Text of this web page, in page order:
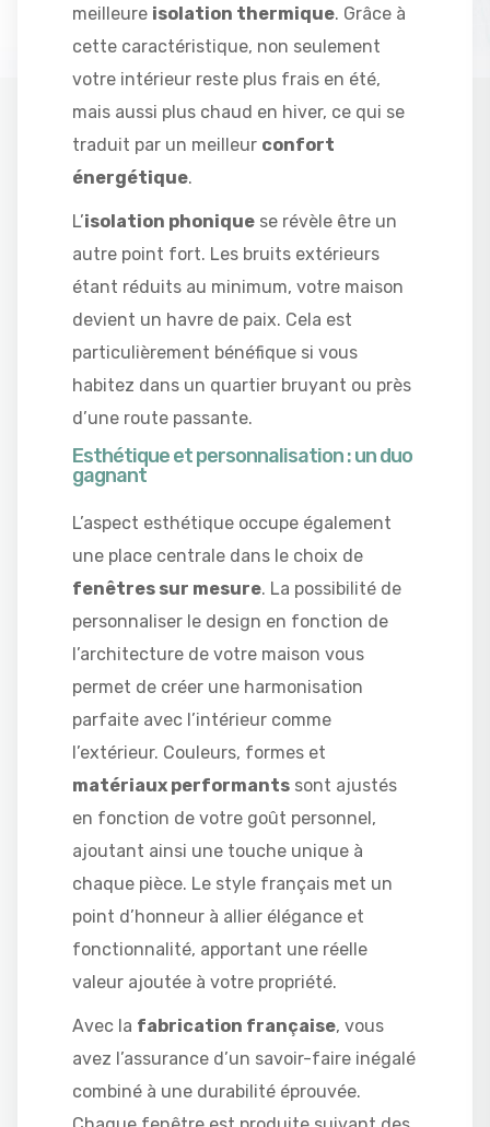
meilleure isolation thermique. Grâce à
cette caractéristique, non seulement
votre intérieur reste plus frais en été,
mais aussi plus chaud en hiver, ce qui se
traduit par un meilleur confort
énergétique.
L’isolation phonique se révèle être un
autre point fort. Les bruits extérieurs
étant réduits au minimum, votre maison
devient un havre de paix. Cela est
particulièrement bénéfique si vous
habitez dans un quartier bruyant ou près
d’une route passante.
Esthétique et personnalisation : un duo
gagnant
L’aspect esthétique occupe également
une place centrale dans le choix de
fenêtres sur mesure. La possibilité de
personnaliser le design en fonction de
l’architecture de votre maison vous
permet de créer une harmonisation
parfaite avec l’intérieur comme
l’extérieur. Couleurs, formes et
matériaux performants sont ajustés
en fonction de votre goût personnel,
ajoutant ainsi une touche unique à
chaque pièce. Le style français met un
point d’honneur à allier élégance et
fonctionnalité, apportant une réelle
valeur ajoutée à votre propriété.
Avec la fabrication française, vous
avez l’assurance d’un savoir-faire inégalé
combiné à une durabilité éprouvée.